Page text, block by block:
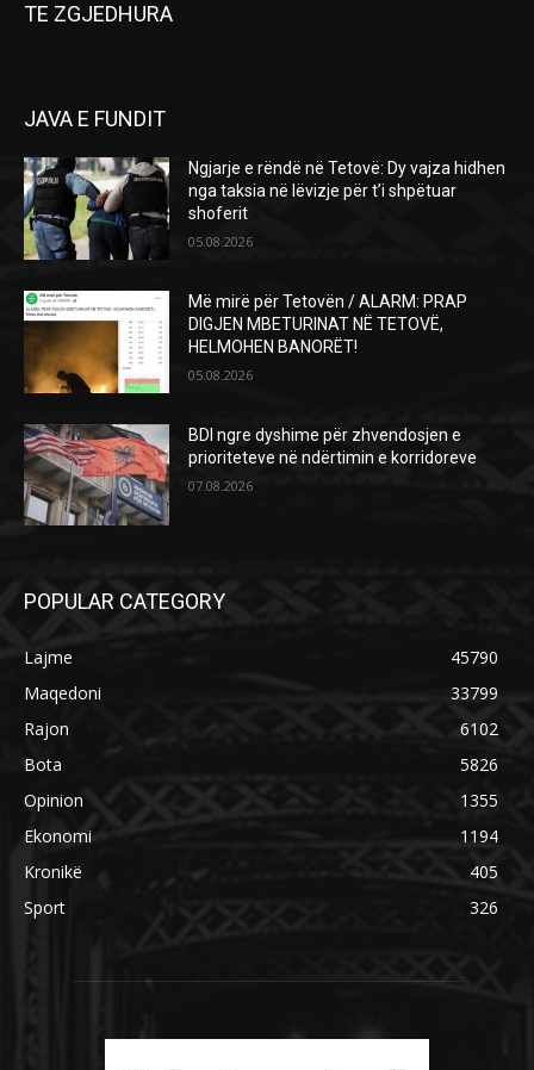
TE ZGJEDHURA
JAVA E FUNDIT
Ngjarje e rëndë në Tetovë: Dy vajza hidhen
nga taksia në lëvizje për t’i shpëtuar
shoferit
05.08.2026
Më mirë për Tetovën / ALARM: PRAP
DIGJEN MBETURINAT NË TETOVË,
HELMOHEN BANORËT!
05.08.2026
BDI ngre dyshime për zhvendosjen e
prioriteteve në ndërtimin e korridoreve
07.08.2026
POPULAR CATEGORY
Lajme
45790
Maqedoni
33799
Rajon
6102
Bota
5826
Opinion
1355
Ekonomi
1194
Kronikë
405
Sport
326